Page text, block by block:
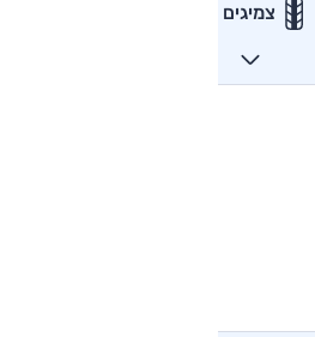
צמיגים